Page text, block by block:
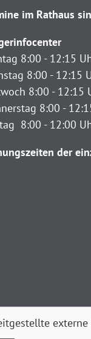
im Rathaus
8:00 - 12:15
8:00 - 12:15
8:00 - 12:15
8:00 -
8:00 - 12:00
der
externe